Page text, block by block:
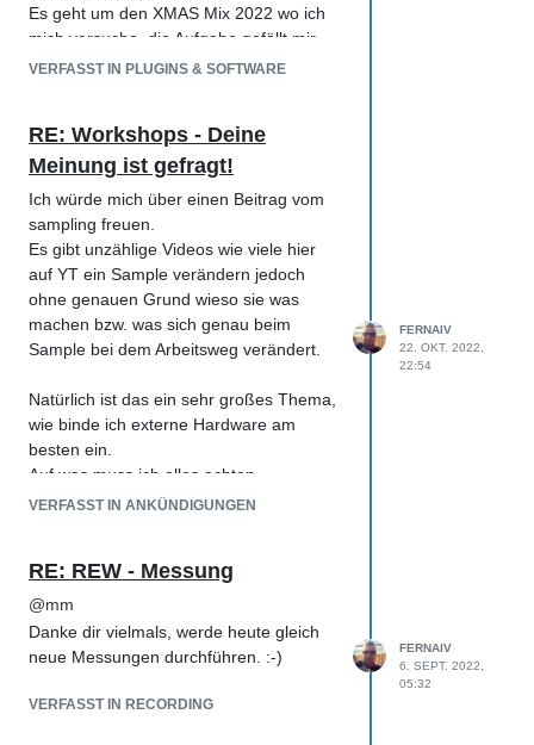
Na dann bin ich mal auf eure Meldungen
gespannt...
Ansonsten noch einen Guten Jahresstart
Es geht um den XMAS Mix 2022 wo ich
mich versuche, die Aufgabe gefällt mir
sehr und ich bin gerade dabei den Mix zu
Mix-Buse hinzuzufügen und einige
Mixeinstellung zu erstell.
ABER Samplitude friert immer ein, egal
ob ich die ASIO-Pufferrate hochstelle und
die Bitrate runterstelle ab 2-3 kleine
Veränderungen in Plug Ins ist vorbei.
Das ist echt schade da ich gerad so im
Workflow bin.
Anbei häng ich euch die
Leistungsdaten vom PC
DSP Auslastung liegt bei 10-13% falls das
ein wichtiger Wert ist.
Vielen Dank für euere Hilfe!
VERFASST IN PLUGINS & SOFTWARE
RE: Workshops - Deine
Meinung ist gefragt!
Ich würde mich über einen Beitrag vom
sampling freuen.
Es gibt unzählige Videos wie viele hier
auf YT ein Sample verändern jedoch
ohne genauen Grund wieso sie was
machen bzw. was sich genau beim
Sample bei dem Arbeitsweg verändert.
Natürlich ist das ein sehr großes Thema,
wie binde ich externe Hardware am
besten ein.
Auf was muss ich alles achten.
Wie erziele ich die Beste Audioqualität
Kombinieren könnte man das auch mit
einen Controller "Tipps und Tricks" wie
z.B. der Maschine von NI, ich arbeite ein
wenig damit und es kommen wirklich
VERFASST IN ANKÜNDIGUNGEN
FERNAIV
22. OKT. 2022,
22:54
RE: REW - Messung
@mm
Danke dir vielmals, werde heute gleich
neue Messungen durchführen. :-)
VERFASST IN RECORDING
FERNAIV
6. SEPT. 2022,
05:32